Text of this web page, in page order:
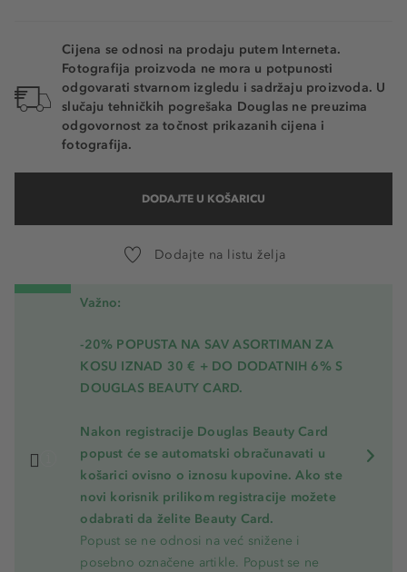
Cijena se odnosi na prodaju putem Interneta.
Fotografija proizvoda ne mora u potpunosti
odgovarati stvarnom izgledu i sadržaju proizvoda. U
slučaju tehničkih pogrešaka Douglas ne preuzima
odgovornost za točnost prikazanih cijena i
fotografija.
DODAJTE U KOŠARICU
Dodajte na listu želja
Važno:
-20% POPUSTA NA SAV ASORTIMAN ZA
KOSU IZNAD 30 € + DO DODATNIH 6% S
DOUGLAS BEAUTY CARD.
Nakon registracije Douglas Beauty Card
popust će se automatski obračunavati u
košarici ovisno o iznosu kupovine. Ako ste
novi korisnik prilikom registracije možete
odabrati da želite Beauty Card.
Popust se ne odnosi na već snižene i
posebno označene artikle. Popust se ne